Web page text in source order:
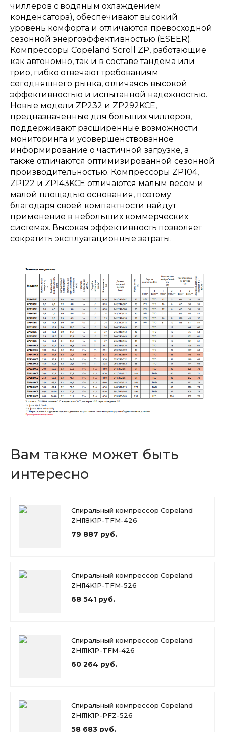
чиллеров с водяным охлаждением
конденсатора), обеспечивают высокий
уровень комфорта и отличаются превосходной
сезонной энергоэффективностью (ESEER).
Компрессоры Copeland Scroll ZP, работающие
как автономно, так и в составе тандема или
трио, гибко отвечают требованиям
сегодняшнего рынка, отличаясь высокой
эффективностью и испытанной надежностью.
Новые модели ZP232 и ZP292KCE,
предназначенные для больших чиллеров,
поддерживают расширенные возможности
мониторинга и усовершенствованное
информирование о частичной загрузке, а
также отличаются оптимизированной сезонной
производительностью. Компрессоры ZP104,
ZP122 и ZP143KCE отличаются малым весом и
малой площадью основания, поэтому
благодаря своей компактности найдут
применение в небольших коммерческих
системах. Высокая эффективность позволяет
сократить эксплуатационные затраты.
Вам также может быть
интересно
Спиральный компрессор Copeland
ZHI18K1P-TFM-426
79 887 руб.
Спиральный компрессор Copeland
ZHI14K1P-TFM-526
68 541 руб.
Спиральный компрессор Copeland
ZHI11K1P-TFM-426
60 264 руб.
Спиральный компрессор Copeland
ZHI11K1P-PFZ-526
58 683 руб.